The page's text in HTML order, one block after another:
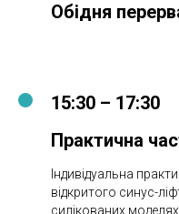
Обідня
15:30 – 17:30
Практична
Індивідуальна
відкритого синус-
силікованих моделях.